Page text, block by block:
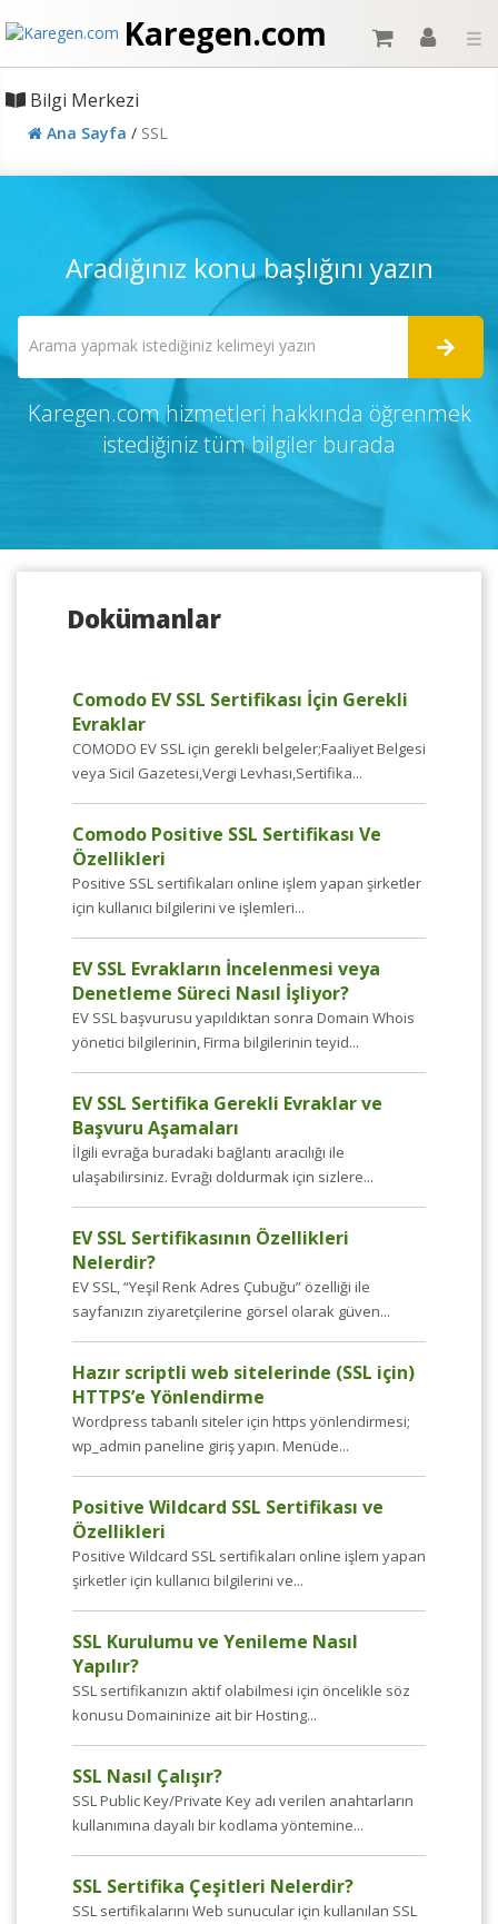
Karegen.com ☰
Bilgi Merkezi
Ana Sayfa / SSL
Aradığınız konu başlığını yazın
Karegen.com hizmetleri hakkında öğrenmek
istediğiniz tüm bilgiler burada
Dokümanlar
Comodo EV SSL Sertifikası İçin Gerekli
Evraklar
COMODO EV SSL için gerekli belgeler;Faaliyet Belgesi
veya Sicil Gazetesi,Vergi Levhası,Sertifika...
Comodo Positive SSL Sertifikası Ve
Özellikleri
Positive SSL sertifikaları online işlem yapan şirketler
için kullanıcı bilgilerini ve işlemleri...
EV SSL Evrakların İncelenmesi veya
Denetleme Süreci Nasıl İşliyor?
EV SSL başvurusu yapıldıktan sonra Domain Whois
yönetici bilgilerinin, Firma bilgilerinin teyid...
EV SSL Sertifika Gerekli Evraklar ve
Başvuru Aşamaları
İlgili evrağa buradaki bağlantı aracılığı ile
ulaşabilirsiniz. Evrağı doldurmak için sizlere...
EV SSL Sertifikasının Özellikleri
Nelerdir?
EV SSL, “Yeşil Renk Adres Çubuğu” özelliği ile
sayfanızın ziyaretçilerine görsel olarak güven...
Hazır scriptli web sitelerinde (SSL için)
HTTPS’e Yönlendirme
Wordpress tabanlı siteler için https yönlendirmesi;
wp_admin paneline giriş yapın. Menüde...
Positive Wildcard SSL Sertifikası ve
Özellikleri
Positive Wildcard SSL sertifikaları online işlem yapan
şirketler için kullanıcı bilgilerini ve...
SSL Kurulumu ve Yenileme Nasıl
Yapılır?
SSL sertifikanızın aktif olabilmesi için öncelikle söz
konusu Domaininize ait bir Hosting...
SSL Nasıl Çalışır?
SSL Public Key/Private Key adı verilen anahtarların
kullanımına dayalı bir kodlama yöntemine...
SSL Sertifika Çeşitleri Nelerdir?
SSL sertifikalarını Web sunucular için kullanılan SSL